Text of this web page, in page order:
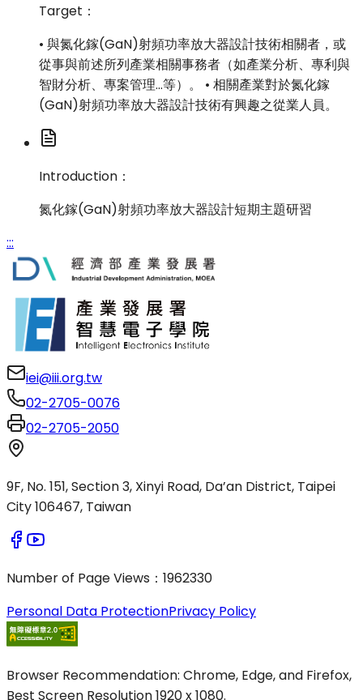
Target：
• 與氮化鎵(GaN)射頻功率放大器設計技術相關者，或
從事與前述所列產業相關事務者（如產業分析、專利與
智財分析、專案管理…等）。 • 相關產業對於氮化鎵
(GaN)射頻功率放大器設計技術有興趣之從業人員。
Introduction：
氮化鎵(GaN)射頻功率放大器設計短期主題研習
:::
iei@iii.org.tw
02-2705-0076
02-2705-2050
9F, No. 151, Section 3, Xinyi Road, Da’an District, Taipei
City 106467, Taiwan
Number of Page Views ： 1962330
Personal Data ProtectionPrivacy Policy
Browser Recommendation: Chrome, Edge, and Firefox,
Best Screen Resolution 1920 x 1080.